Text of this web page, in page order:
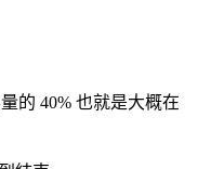
的 40% 也就是大概在